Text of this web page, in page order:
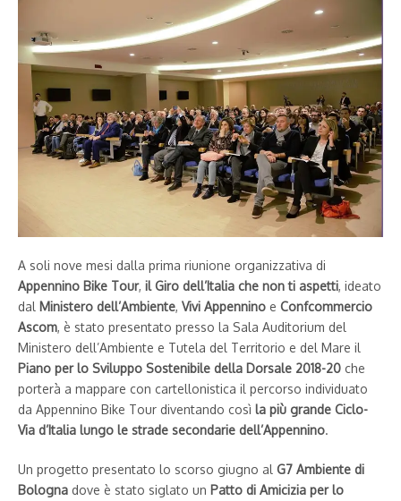
A soli nove mesi dalla prima riunione organizzativa di
Appennino Bike Tour, il Giro dell’Italia che non ti aspetti, ideato
dal Ministero dell’Ambiente, Vivi Appennino e Confcommercio
Ascom, è stato presentato presso la Sala Auditorium del
Ministero dell’Ambiente e Tutela del Territorio e del Mare il
Piano per lo Sviluppo Sostenibile della Dorsale 2018-20 che
porterà a mappare con cartellonistica il percorso individuato
da Appennino Bike Tour diventando così la più grande Ciclo-
Via d’Italia lungo le strade secondarie dell’Appennino.
Un progetto presentato lo scorso giugno al G7 Ambiente di
Bologna dove è stato siglato un Patto di Amicizia per lo